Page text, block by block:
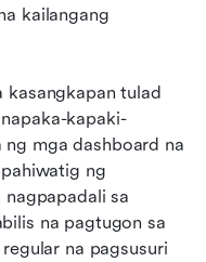
kailangang
tulad
kapaki-
ng mga dashboard na
ng
sa
na pagtugon sa
na pagsusuri